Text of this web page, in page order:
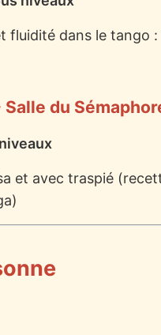
fluidité dans le tango :
du
et avec traspié